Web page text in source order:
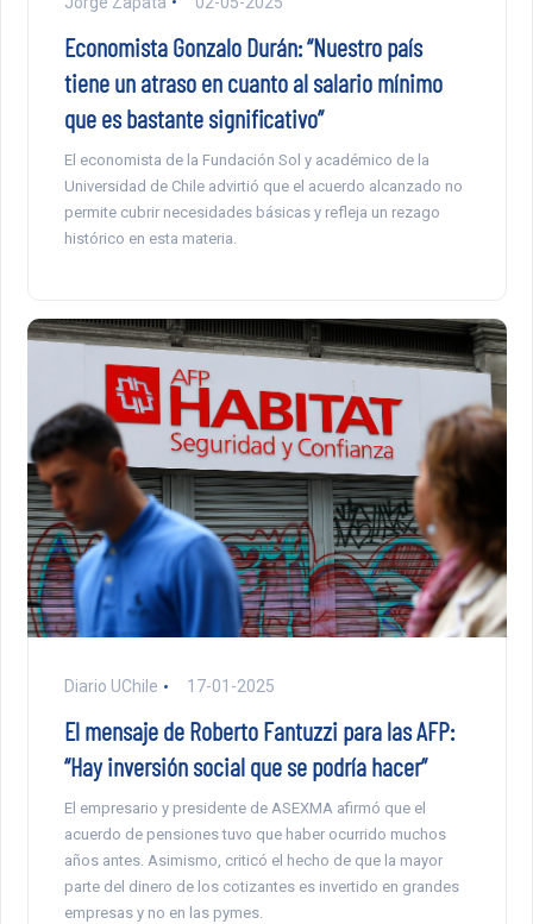
Economista Gonzalo Durán: “Nuestro país
tiene un atraso en cuanto al salario mínimo
que es bastante significativo”
El economista de la Fundación Sol y académico de la
Universidad de Chile advirtió que el acuerdo alcanzado no
permite cubrir necesidades básicas y refleja un rezago
histórico en esta materia.
Diario UChile 17-01-2025
El mensaje de Roberto Fantuzzi para las AFP:
“Hay inversión social que se podría hacer”
El empresario y presidente de ASEXMA afirmó que el
acuerdo de pensiones tuvo que haber ocurrido muchos
años antes. Asimismo, criticó el hecho de que la mayor
parte del dinero de los cotizantes es invertido en grandes
empresas y no en las pymes.